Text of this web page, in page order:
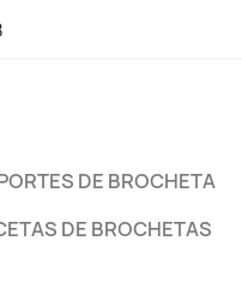
DE BROCHETA
DE BROCHETAS